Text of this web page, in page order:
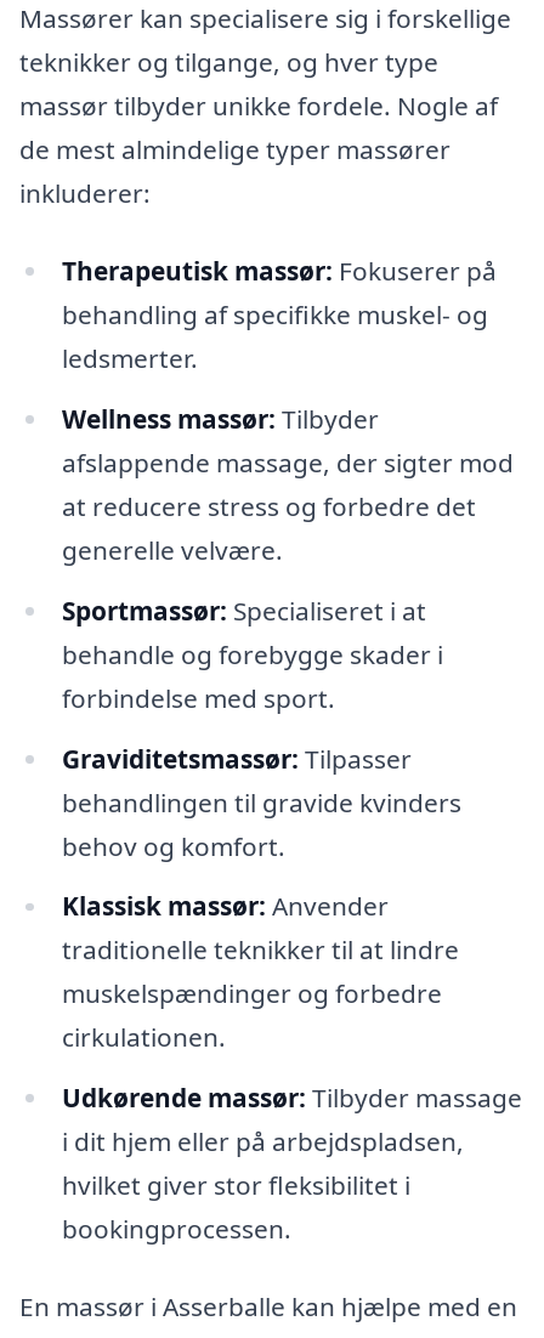
Massører kan specialisere sig i forskellige
teknikker og tilgange, og hver type
massør tilbyder unikke fordele. Nogle af
de mest almindelige typer massører
inkluderer:
Therapeutisk massør: Fokuserer på
behandling af specifikke muskel- og
ledsmerter.
Wellness massør: Tilbyder
afslappende massage, der sigter mod
at reducere stress og forbedre det
generelle velvære.
Sportmassør: Specialiseret i at
behandle og forebygge skader i
forbindelse med sport.
Graviditetsmassør: Tilpasser
behandlingen til gravide kvinders
behov og komfort.
Klassisk massør: Anvender
traditionelle teknikker til at lindre
muskelspændinger og forbedre
cirkulationen.
Udkørende massør: Tilbyder massage
i dit hjem eller på arbejdspladsen,
hvilket giver stor fleksibilitet i
bookingprocessen.
En massør i Asserballe kan hjælpe med en